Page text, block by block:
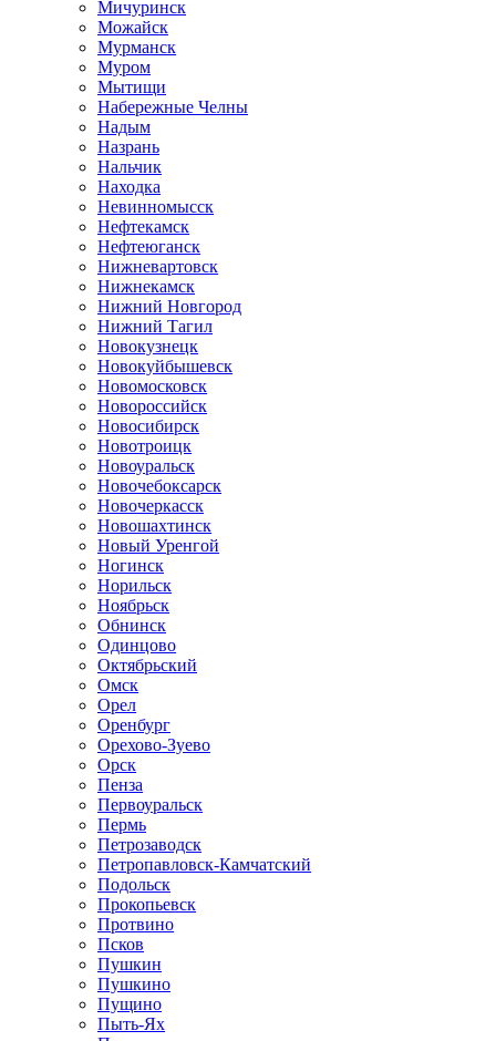
Мичуринск
Можайск
Мурманск
Муром
Мытищи
Набережные Челны
Надым
Назрань
Нальчик
Находка
Невинномысск
Нефтекамск
Нефтеюганск
Нижневартовск
Нижнекамск
Нижний Новгород
Нижний Тагил
Новокузнецк
Новокуйбышевск
Новомосковск
Новороссийск
Новосибирск
Новотроицк
Новоуральск
Новочебоксарск
Новочеркасск
Новошахтинск
Новый Уренгой
Ногинск
Норильск
Ноябрьск
Обнинск
Одинцово
Октябрьский
Омск
Орел
Оренбург
Орехово-Зуево
Орск
Пенза
Первоуральск
Пермь
Петрозаводск
Петропавловск-Камчатский
Подольск
Прокопьевск
Протвино
Псков
Пушкин
Пушкино
Пущино
Пыть-Ях